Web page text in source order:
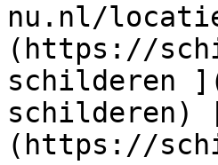
nu.nl/
(https://
schilderen
schilderen)
(https://